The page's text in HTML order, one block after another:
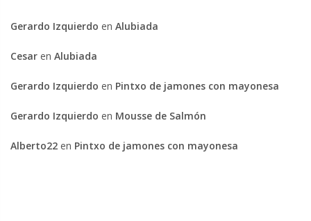
Gerardo Izquierdo en Alubiada
Cesar en Alubiada
Gerardo Izquierdo en Pintxo de jamones con mayonesa
Gerardo Izquierdo en Mousse de Salmón
Alberto22 en Pintxo de jamones con mayonesa